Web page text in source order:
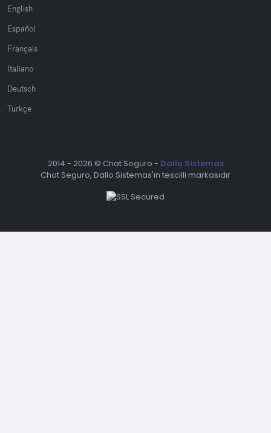
English
Español
Français
Italiano
Deutsch
Türkçe
2014 - 2026 © Chat Seguro - Dallo Sistemas
Chat Seguro, Dallo Sistemas'ın tescilli markasıdır